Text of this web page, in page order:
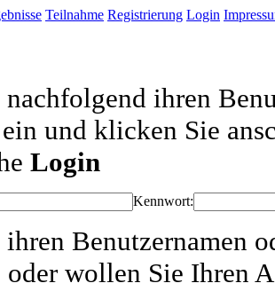
Teilnahme Registrierung Login
nachfolgend ihren
und klicken Sie
Login
Kennwort:
ihren Benutzernamen
oder wollen Sie Ihren